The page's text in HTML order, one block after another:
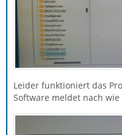
Leider funktioniert das
Software meldet nach wie